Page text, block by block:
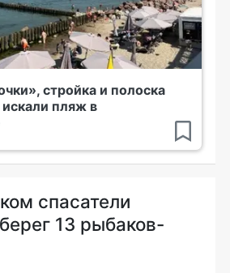
стройка и полоска
пляж в
спасатели
13 рыбаков-